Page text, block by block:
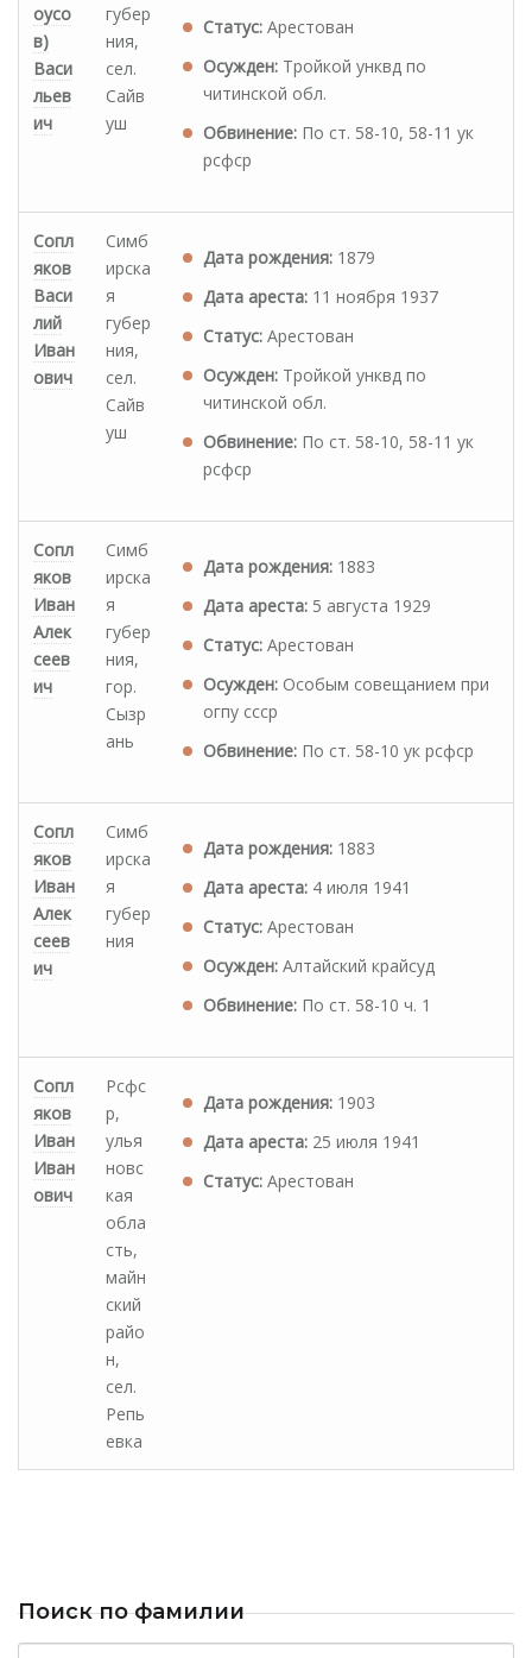
оусо
в)
Васи
льев
ич
губер
ния,
сел.
Сайв
уш
Статус: Арестован
Осужден: Тройкой унквд по
читинской обл.
Обвинение: По ст. 58-10, 58-11 ук
рсфср
Сопл
яков
Васи
лий
Иван
ович
Симб
ирска
я
губер
ния,
сел.
Сайв
уш
Дата рождения: 1879
Дата ареста: 11 ноября 1937
Статус: Арестован
Осужден: Тройкой унквд по
читинской обл.
Обвинение: По ст. 58-10, 58-11 ук
рсфср
Сопл
яков
Иван
Алек
сеев
ич
Симб
ирска
я
губер
ния,
гор.
Сызр
ань
Дата рождения: 1883
Дата ареста: 5 августа 1929
Статус: Арестован
Осужден: Особым совещанием при
огпу ссср
Обвинение: По ст. 58-10 ук рсфср
Сопл
яков
Иван
Алек
сеев
ич
Симб
ирска
я
губер
ния
Дата рождения: 1883
Дата ареста: 4 июля 1941
Статус: Арестован
Осужден: Алтайский крайсуд
Обвинение: По ст. 58-10 ч. 1
Сопл
яков
Иван
Иван
ович
Рсфс
р,
улья
новс
кая
обла
сть,
майн
ский
райо
н,
сел.
Репь
евка
Дата рождения: 1903
Дата ареста: 25 июля 1941
Статус: Арестован
Поиск по фамилии